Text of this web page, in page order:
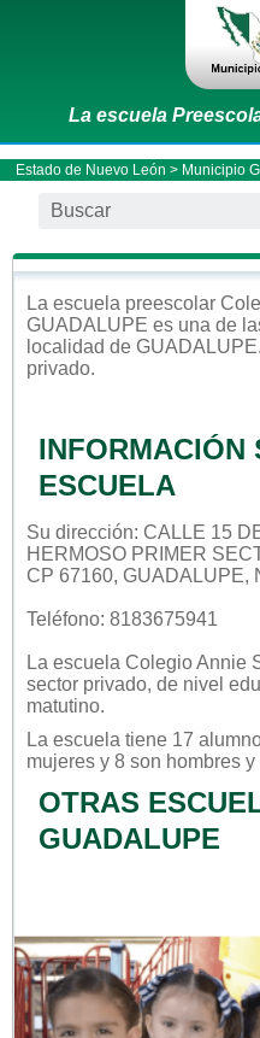
La escuela
Estado de Nuevo León > Municipio
La escuela preescolar
GUADALUPE es una de
localidad de GUADALUPE
privado.
INFORMACIÓN
ESCUELA
Su dirección: CALLE 15
HERMOSO PRIMER
CP 67160, GUADALUPE,
Teléfono: 8183675941
La escuela Colegio Annie
sector privado, de nivel
matutino.
La escuela tiene 17
mujeres y 8 son hombres
OTRAS
GUADALUPE